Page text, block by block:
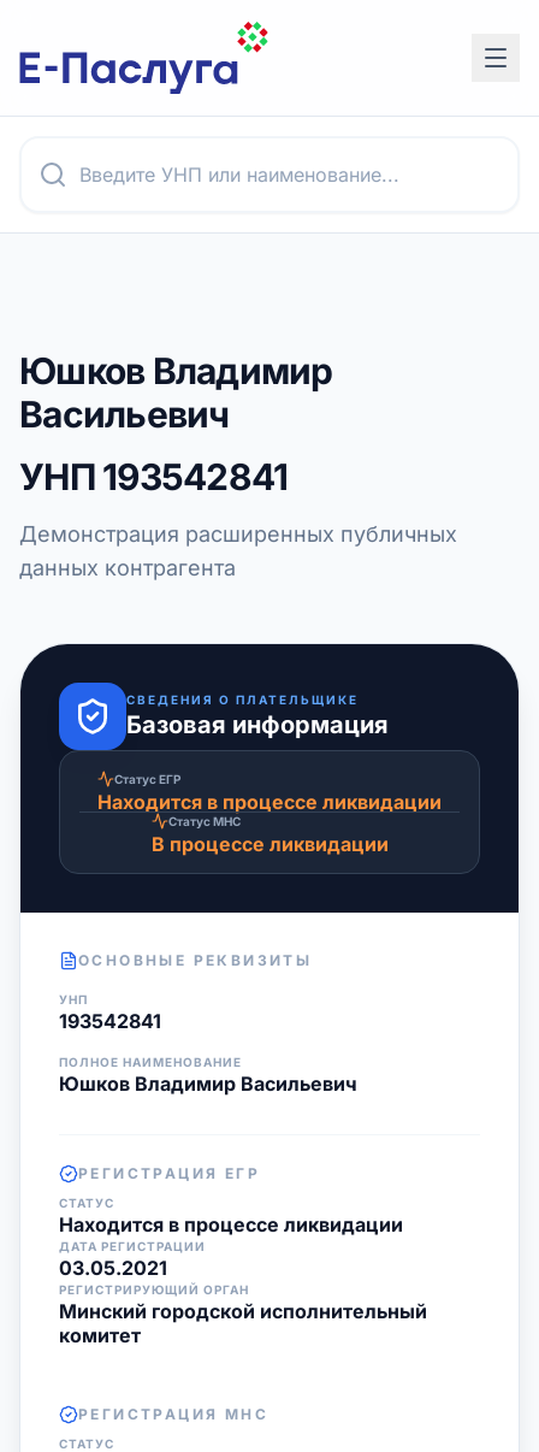
Юшков Владимир
Васильевич
УНП193542841
Демонстрация расширенных публичных
данных контрагента
СВЕДЕНИЯ О ПЛАТЕЛЬЩИКЕ
Базовая информация
Статус ЕГР
Находится в процессе ликвидации
Статус МНС
В процессе ликвидации
ОСНОВНЫЕ РЕКВИЗИТЫ
УНП
193542841
ПОЛНОЕ НАИМЕНОВАНИЕ
Юшков Владимир Васильевич
РЕГИСТРАЦИЯ ЕГР
СТАТУС
Находится в процессе ликвидации
ДАТА РЕГИСТРАЦИИ
03.05.2021
РЕГИСТРИРУЮЩИЙ ОРГАН
Минский городской исполнительный
комитет
РЕГИСТРАЦИЯ МНС
СТАТУС